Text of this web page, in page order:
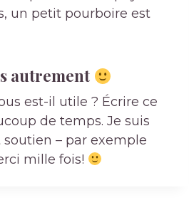
un petit pourboire est
autrement
est-il utile ? Écrire ce
de temps. Je suis
– par exemple
mille fois!